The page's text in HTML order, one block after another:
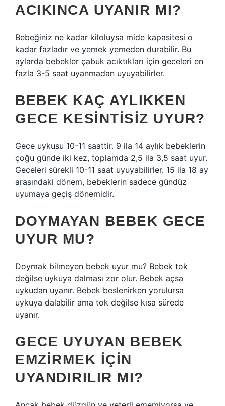
ACIKINCA UYANIR MI?
Bebeğiniz ne kadar kiloluysa mide kapasitesi o
kadar fazladır ve yemek yemeden durabilir. Bu
aylarda bebekler çabuk acıktıkları için geceleri en
fazla 3-5 saat uyanmadan uyuyabilirler.
BEBEK KAÇ AYLIKKEN
GECE KESINTISIZ UYUR?
Gece uykusu 10-11 saattir. 9 ila 14 aylık bebeklerin
çoğu günde iki kez, toplamda 2,5 ila 3,5 saat uyur.
Geceleri sürekli 10-11 saat uyuyabilirler. 15 ila 18 ay
arasındaki dönem, bebeklerin sadece gündüz
uyumaya geçiş dönemidir.
DOYMAYAN BEBEK GECE
UYUR MU?
Doymak bilmeyen bebek uyur mu? Bebek tok
değilse uykuya dalması zor olur. Bebek açsa
uykudan uyanır. Bebek beslenirken yorulursa
uykuya dalabilir ama tok değilse kısa sürede
uyanır.
GECE UYUYAN BEBEK
EMZIRMEK IÇIN
UYANDIRILIR MI?